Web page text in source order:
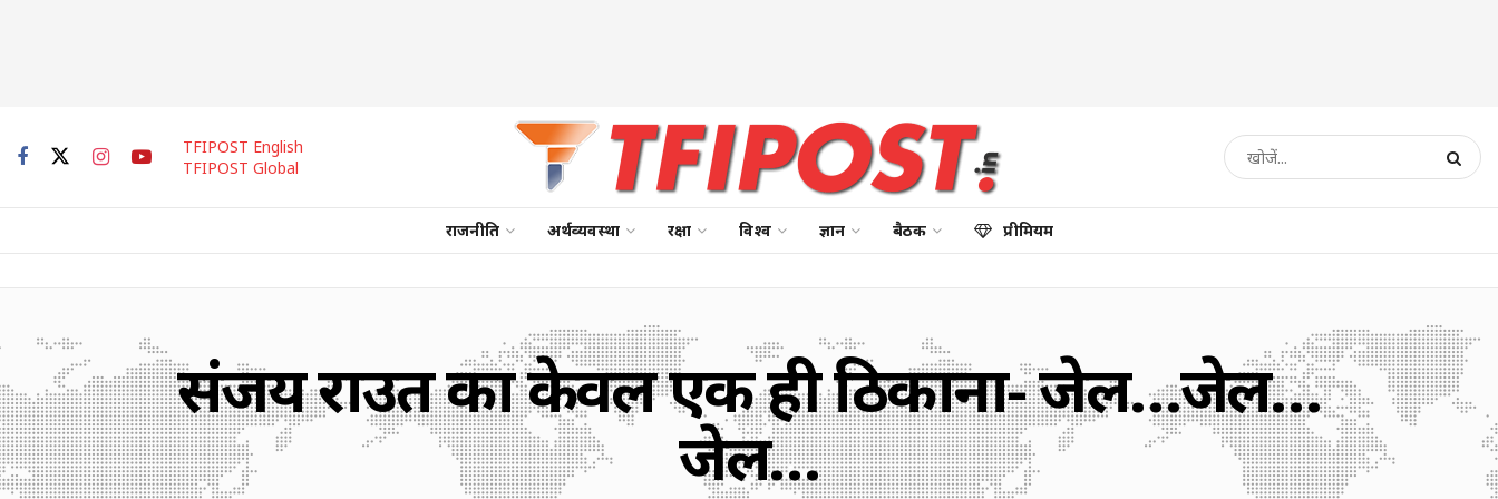
TFIPOST English
TFIPOST Global
राजनीति अर्थव्यवस्था रक्षा विश्व ज्ञान बैठक प्रीमियम
संजय राउत का केवल एक ही ठिकाना- जेल…जेल…
जेल…